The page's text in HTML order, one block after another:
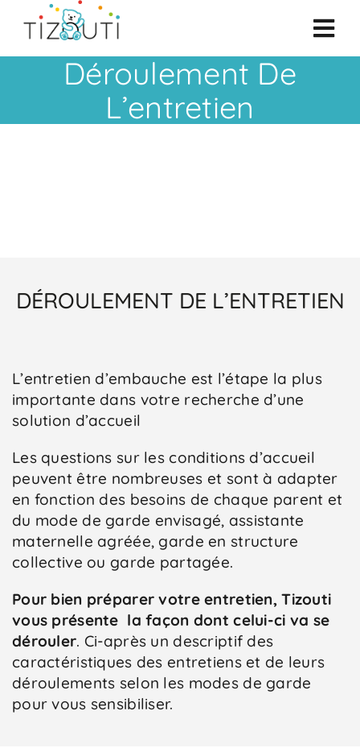
contenu
Tizouti
Annonces
Contact
Déroulement De
L’entretien
DÉROULEMENT DE L’ENTRETIEN
L’entretien d’embauche est l’étape la plus
importante dans votre recherche d’une
solution d’accueil
Les questions sur les conditions d’accueil
peuvent être nombreuses et sont à adapter
en fonction des besoins de chaque parent et
du mode de garde envisagé, assistante
maternelle agréée, garde en structure
collective ou garde partagée.
Pour bien préparer votre entretien, Tizouti
vous présente la façon dont celui-ci va se
dérouler. Ci-après un descriptif des
caractéristiques des entretiens et de leurs
déroulements selon les modes de garde
pour vous sensibiliser.